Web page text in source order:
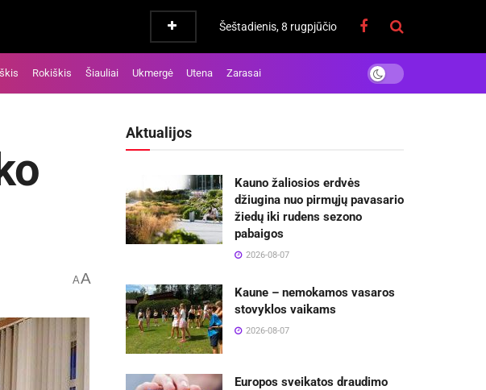
Šeštadienis, 8 rugpjūčio
Rokiškis Šiauliai Ukmergė Utena Zarasai
AA
Aktualijos
Kauno žaliosios erdvės
džiugina nuo pirmųjų pavasario
žiedų iki rudens sezono
pabaigos
2026-08-07
Kaune – nemokamos vasaros
stovyklos vaikams
2026-08-07
Europos sveikatos draudimo